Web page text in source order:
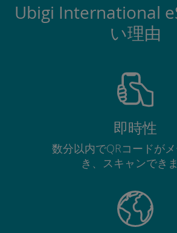
Ubigi International
い理由
即時性
数分以内でQRコードが
き、スキャンでき